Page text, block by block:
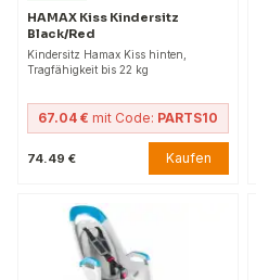
HAMAX Kiss Kindersitz
Black/Red
Kindersitz Hamax Kiss hinten,
Tragfähigkeit bis 22 kg
67.04 € mit Code: PARTS10
74.49 € Kaufen